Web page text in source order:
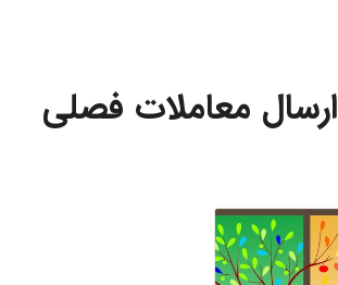
ارسال معاملات فصلی